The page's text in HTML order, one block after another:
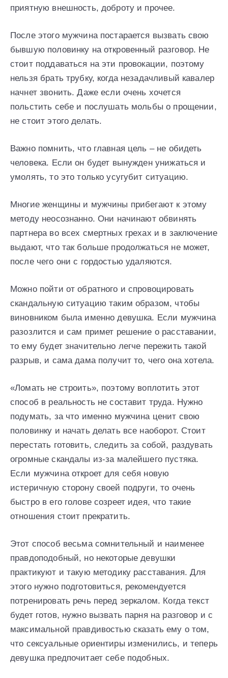
приятную внешность, доброту и прочее.
После этого мужчина постарается вызвать свою
бывшую половинку на откровенный разговор. Не
стоит поддаваться на эти провокации, поэтому
нельзя брать трубку, когда незадачливый кавалер
начнет звонить. Даже если очень хочется
польстить себе и послушать мольбы о прощении,
не стоит этого делать.
Важно помнить, что главная цель – не обидеть
человека. Если он будет вынужден унижаться и
умолять, то это только усугубит ситуацию.
Многие женщины и мужчины прибегают к этому
методу неосознанно. Они начинают обвинять
партнера во всех смертных грехах и в заключение
выдают, что так больше продолжаться не может,
после чего они с гордостью удаляются.
Можно пойти от обратного и спровоцировать
скандальную ситуацию таким образом, чтобы
виновником была именно девушка. Если мужчина
разозлится и сам примет решение о расставании,
то ему будет значительно легче пережить такой
разрыв, и сама дама получит то, чего она хотела.
«Ломать не строить», поэтому воплотить этот
способ в реальность не составит труда. Нужно
подумать, за что именно мужчина ценит свою
половинку и начать делать все наоборот. Стоит
перестать готовить, следить за собой, раздувать
огромные скандалы из-за малейшего пустяка.
Если мужчина откроет для себя новую
истеричную сторону своей подруги, то очень
быстро в его голове созреет идея, что такие
отношения стоит прекратить.
Этот способ весьма сомнительный и наименее
правдоподобный, но некоторые девушки
практикуют и такую методику расставания. Для
этого нужно подготовиться, рекомендуется
потренировать речь перед зеркалом. Когда текст
будет готов, нужно вызвать парня на разговор и с
максимальной правдивостью сказать ему о том,
что сексуальные ориентиры изменились, и теперь
девушка предпочитает себе подобных.